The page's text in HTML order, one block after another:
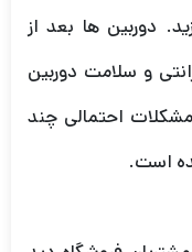
دوربین ها بعد از
و سلامت دوربین
احتمالی چند
است.